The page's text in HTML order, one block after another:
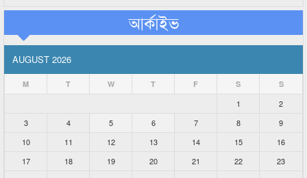
আর্কাইভ
AUGUST 2026
M T W T F S S
1
2
3
4 5 6 7 8
9
10
11 12 13 14 15
16
17
18 19 20 21 22
23